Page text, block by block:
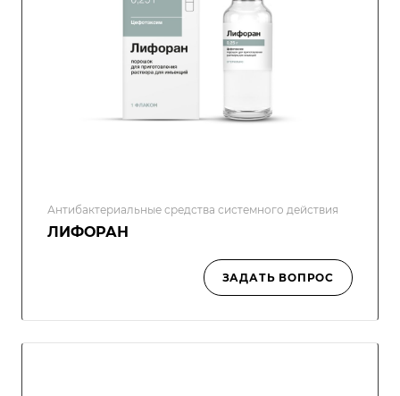
Антибактериальные средства системного действия
ЛИФОРАН
ЗАДАТЬ ВОПРОС